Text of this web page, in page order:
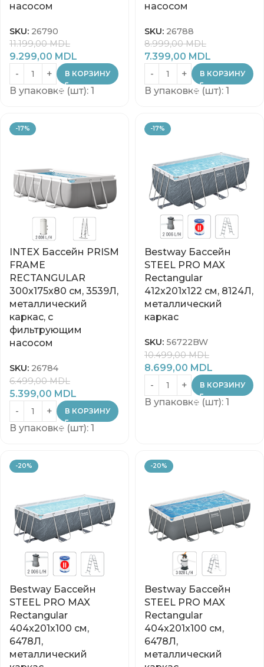
насосом
SKU: 26790
11.199,00MDL
9.299,00 MDL
В КОРЗИНУ
В упаковке (шт): 1
насосом
SKU: 26788
8.999,00MDL
7.399,00 MDL
В КОРЗИНУ
В упаковке (шт): 1
-17%
INTEX Бассейн PRISM
FRAME
RECTANGULAR
300x175x80 см, 3539Л,
металлический
каркас, с
фильтрующим
насосом
SKU: 26784
6.499,00MDL
5.399,00 MDL
В КОРЗИНУ
В упаковке (шт): 1
-17%
Bestway Бассейн
STEEL PRO MAX
Rectangular
412x201x122 см, 8124Л,
металлический
каркас
SKU: 56722BW
10.499,00MDL
8.699,00 MDL
В КОРЗИНУ
В упаковке (шт): 1
-20%
Bestway Бассейн
STEEL PRO MAX
Rectangular
404x201x100 см,
6478Л,
металлический
-20%
Bestway Бассейн
STEEL PRO MAX
Rectangular
404x201x100 см,
6478Л,
металлический